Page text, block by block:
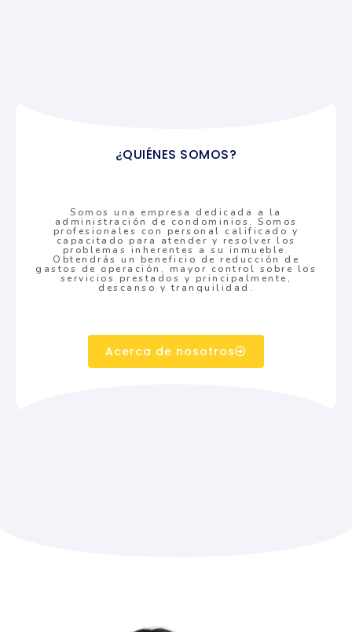
¿QUIÉNES SOMOS?
Somos una empresa dedicada a la
administración de condominios. Somos
profesionales con personal calificado y
capacitado para atender y resolver los
problemas inherentes a su inmueble.
Obtendrás un beneficio de reducción de
gastos de operación, mayor control sobre los
servicios prestados y principalmente,
descanso y tranquilidad.
Acerca de nosotros